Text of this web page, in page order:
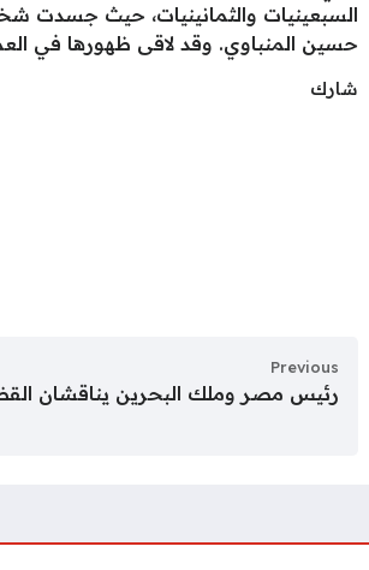
السبعينيات والثمانينيات، حيث جسدت
حسين المنباوي. وقد لاقى ظهورها في
شارك
Previous
رئيس مصر وملك البحرين يناقشان